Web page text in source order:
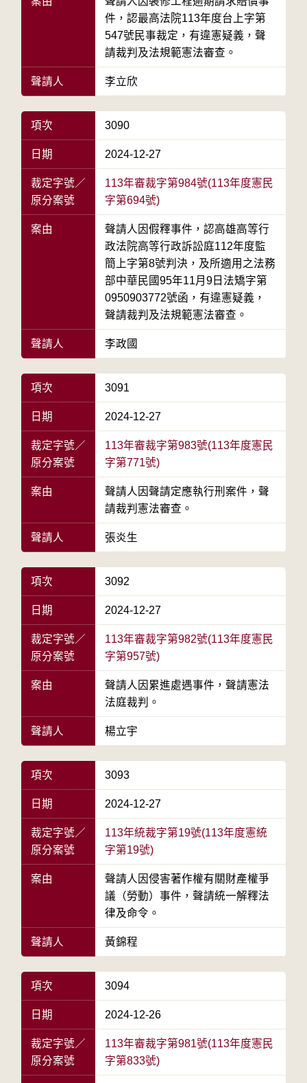
件，認最高法院113年度台上字第
547號民事裁定，有違憲疑義，聲
請裁判及法規範憲法審查。
聲請人 李立欣
項次 3090
日期 2024-12-27
裁定字號／
原分案號
113年審裁字第984號(113年度憲民
字第694號)
案由
聲請人因假釋事件，認高雄高等行
政法院高等行政訴訟庭112年度監
簡上字第8號判決，及所適用之法務
部中華民國95年11月9日法矯字第
0950903772號函，有違憲疑義，
聲請裁判及法規範憲法審查。
聲請人 李政國
項次 3091
日期 2024-12-27
裁定字號／
原分案號
113年審裁字第983號(113年度憲民
字第771號)
案由
聲請人因聲請定應執行刑案件，聲
請裁判憲法審查。
聲請人 張炎生
項次 3092
日期 2024-12-27
裁定字號／
原分案號
113年審裁字第982號(113年度憲民
字第957號)
案由
聲請人因累進處遇事件，聲請憲法
法庭裁判。
聲請人 楊立宇
項次 3093
日期 2024-12-27
裁定字號／
原分案號
113年統裁字第19號(113年度憲統
字第19號)
案由
聲請人因侵害著作權有關財產權爭
議（勞動）事件，聲請統一解釋法
律及命令。
聲請人 黃錦程
項次 3094
日期 2024-12-26
裁定字號／
原分案號
113年審裁字第981號(113年度憲民
字第833號)